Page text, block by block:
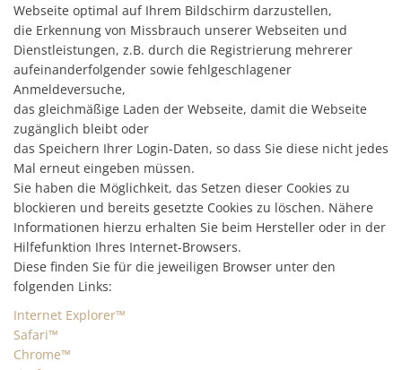
Webseite optimal auf Ihrem Bildschirm darzustellen,
die Erkennung von Missbrauch unserer Webseiten und
Dienstleistungen, z.B. durch die Registrierung mehrerer
aufeinanderfolgender sowie fehlgeschlagener
Anmeldeversuche,
das gleichmäßige Laden der Webseite, damit die Webseite
zugänglich bleibt oder
das Speichern Ihrer Login-Daten, so dass Sie diese nicht jedes
Mal erneut eingeben müssen.
Sie haben die Möglichkeit, das Setzen dieser Cookies zu
blockieren und bereits gesetzte Cookies zu löschen. Nähere
Informationen hierzu erhalten Sie beim Hersteller oder in der
Hilfefunktion Ihres Internet-Browsers.
Diese finden Sie für die jeweiligen Browser unter den
folgenden Links:
Internet Explorer™
Safari™
Chrome™